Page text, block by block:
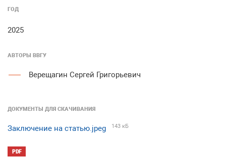
ГОД
2025
АВТОРЫ ВВГУ
Верещагин Сергей Григорьевич
ДОКУМЕНТЫ ДЛЯ СКАЧИВАНИЯ
Заключение на статью.jpeg 143 кБ
PDF